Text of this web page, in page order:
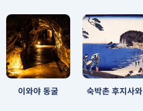
이와야 동굴 숙박촌 후지사와